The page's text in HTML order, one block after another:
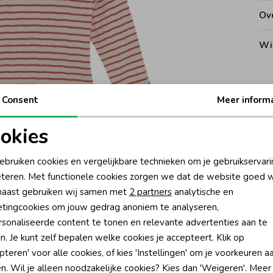
cookies
cookies Marketing cookies
Consent Meer
cookies en vergelijkbare technieken om je
Met functionele cookies zorgen we dat de website goed
gebruiken wij samen met 2 partnersanalytische en
om jouw gedrag anoniem te analyseren,
content te tonen en relevante advertenties aan te
Je kunt zelf bepalen welke cookies je accepteert. Klik op
voor alle cookies, of kies 'Instellingen' om je voorkeuren
Wil je alleen noodzakelijke cookies? Kies dan 'Weigeren'. Meer